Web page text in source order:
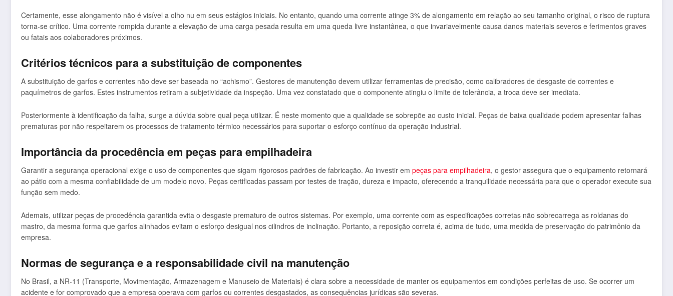
Certamente, esse alongamento não é visível a olho nu em seus estágios iniciais. No entanto, quando uma corrente atinge 3% de alongamento em relação ao seu tamanho original, o risco de ruptura
torna-se crítico. Uma corrente rompida durante a elevação de uma carga pesada resulta em uma queda livre instantânea, o que invariavelmente causa danos materiais severos e ferimentos graves
ou fatais aos colaboradores próximos.
Critérios técnicos para a substituição de componentes
A substituição de garfos e correntes não deve ser baseada no “achismo”. Gestores de manutenção devem utilizar ferramentas de precisão, como calibradores de desgaste de correntes e
paquímetros de garfos. Estes instrumentos retiram a subjetividade da inspeção. Uma vez constatado que o componente atingiu o limite de tolerância, a troca deve ser imediata.
Posteriormente à identificação da falha, surge a dúvida sobre qual peça utilizar. É neste momento que a qualidade se sobrepõe ao custo inicial. Peças de baixa qualidade podem apresentar falhas
prematuras por não respeitarem os processos de tratamento térmico necessários para suportar o esforço contínuo da operação industrial.
Importância da procedência em peças para empilhadeira
Garantir a segurança operacional exige o uso de componentes que sigam rigorosos padrões de fabricação. Ao investir em peças para empilhadeira, o gestor assegura que o equipamento retornará
ao pátio com a mesma confiabilidade de um modelo novo. Peças certificadas passam por testes de tração, dureza e impacto, oferecendo a tranquilidade necessária para que o operador execute sua
função sem medo.
Ademais, utilizar peças de procedência garantida evita o desgaste prematuro de outros sistemas. Por exemplo, uma corrente com as especificações corretas não sobrecarrega as roldanas do
mastro, da mesma forma que garfos alinhados evitam o esforço desigual nos cilindros de inclinação. Portanto, a reposição correta é, acima de tudo, uma medida de preservação do patrimônio da
empresa.
Normas de segurança e a responsabilidade civil na manutenção
No Brasil, a NR-11 (Transporte, Movimentação, Armazenagem e Manuseio de Materiais) é clara sobre a necessidade de manter os equipamentos em condições perfeitas de uso. Se ocorrer um
acidente e for comprovado que a empresa operava com garfos ou correntes desgastados, as consequências jurídicas são severas.